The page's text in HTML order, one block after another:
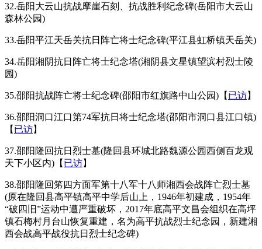
32.岳阳大云山抗战摩崖石刻、抗战胜利纪念碑(岳阳市大云山
森林公园)
33.岳阳平江天岳关抗日阵亡将士纪念碑(平江县虹桥镇天岳关)
34.岳阳湘阴抗日阵亡将士纪念塔(湘阴县文星镇望滨村烈士陵
园)
35.邵阳抗战阵亡将士纪念碑(邵阳市红旗路中山公园)【 已访】
36.邵阳洞口江口第74军抗日将士纪念塔(邵阳市洞口县江口镇)
【 已访】
37.邵阳隆回抗日烈士墓(隆回县环城北路魏源公园西侧百龙观
天下小区内)【 已访】
38.邵阳隆回笫四方面军第十八军十八师湘西会战阵亡烈士墓
(原在隆回县高平镇高平中学后山上，1946年初建成，1954年
“破四旧”运动中遭严重破坏，2017年底高平文昌会组织在高坪
镇石梅村月台山恢复重建，名为高平抗战烈士纪念园，新建湘
西会战高平战役抗日烈士纪念碑)